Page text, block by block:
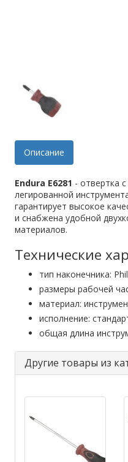
Описание
Endura E6281 - отвертка
легированной
гарантирует высокое
и снабжена удобной
материалов.
Технические
тип наконечника:
размеры рабочей
материал:
исполнение:
общая длина
Другие товары из